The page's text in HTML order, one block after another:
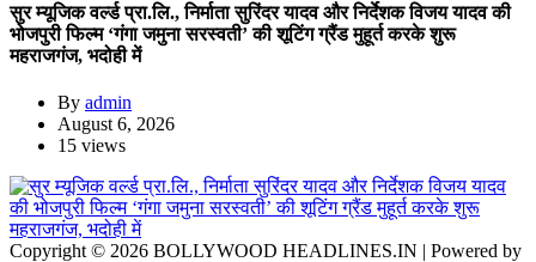
सुर म्यूजिक वर्ल्ड प्रा.लि., निर्माता सुरिंदर यादव और निर्देशक विजय यादव की
भोजपुरी फिल्म ‘गंगा जमुना सरस्वती’ की शूटिंग ग्रैंड मुहूर्त करके शुरू
महराजगंज, भदोही में
By admin
August 6, 2026
15 views
Copyright © 2026 BOLLYWOOD HEADLINES.IN | Powered by